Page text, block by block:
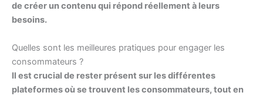
de créer un contenu qui répond réellement à leurs
besoins.
Quelles sont les meilleures pratiques pour engager les
consommateurs ?
Il est crucial de rester présent sur les différentes
plateformes où se trouvent les consommateurs, tout en